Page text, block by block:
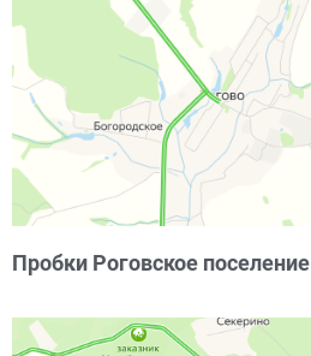
Пробки Роговское поселение